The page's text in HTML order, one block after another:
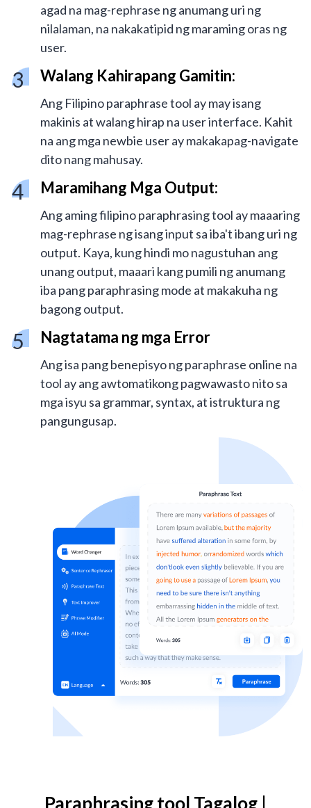
agad na mag-rephrase ng anumang uri ng
nilalaman, na nakakatipid ng maraming oras ng
user.
Walang Kahirapang Gamitin:
Ang Filipino paraphrase tool ay may isang
makinis at walang hirap na user interface. Kahit
na ang mga newbie user ay makakapag-navigate
dito nang mahusay.
Maramihang Mga Output:
Ang aming filipino paraphrasing tool ay maaaring
mag-rephrase ng isang input sa iba't ibang uri ng
output. Kaya, kung hindi mo nagustuhan ang
unang output, maaari kang pumili ng anumang
iba pang paraphrasing mode at makakuha ng
bagong output.
Nagtatama ng mga Error
Ang isa pang benepisyo ng paraphrase online na
tool ay ang awtomatikong pagwawasto nito sa
mga isyu sa grammar, syntax, at istruktura ng
pangungusap.
Paraphrasing tool Tagalog |